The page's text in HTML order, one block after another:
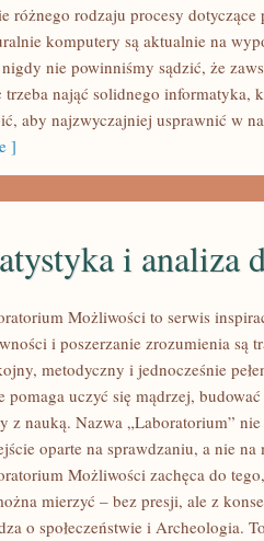
różnego rodzaju procesy dotyczące
komputery są aktualnie na
nie powinniśmy sądzić, że
trzeba nająć solidnego informatyka,
aby najzwyczajniej usprawnić w
]
i analiza
Możliwości to serwis
i poszerzanie zrozumienia są
metodyczny i jednocześnie
pomaga uczyć się mądrzej,
z nauką. Nazwa „Laboratorium”
oparte na sprawdzaniu, a nie
Możliwości zachęca do
mierzyć – bez presji, ale z
o społeczeństwie i Archeologia.